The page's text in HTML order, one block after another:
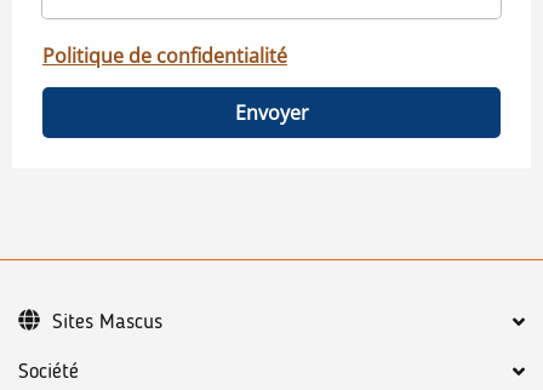
Politique de confidentialité
Envoyer
Société
Sites Mascus